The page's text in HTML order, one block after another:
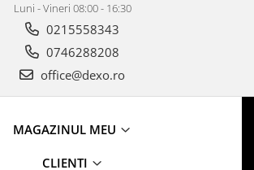
Luni - Vineri 08:00 - 16:30
0215558343
0746288208
office@dexo.ro
MAGAZINUL MEU
CLIENTI